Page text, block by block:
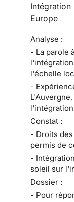
Intégration
Europe
Analyse :
- La parole
l'échelle
-
Constat :
- Droits
permis de
-
soleil sur
Dossier :
- Pour